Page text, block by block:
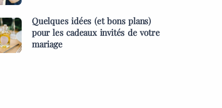
Quelques idées (et bons plans)
pour les cadeaux invités de votre
mariage